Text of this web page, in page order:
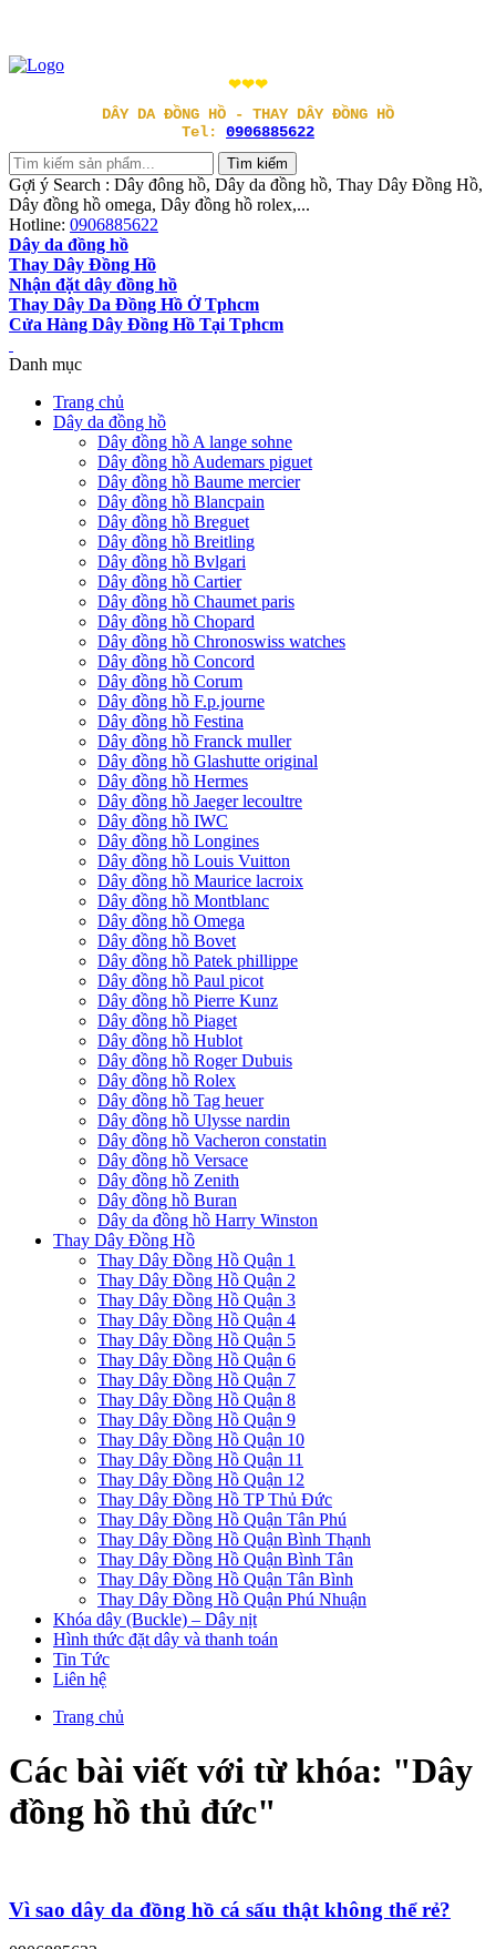
❤❤❤
DÂY DA ĐỒNG HỒ - THAY DÂY ĐỒNG HỒ
Tel: 0906885622
Gợi ý Search : Dây đông hồ, Dây da đồng hồ, Thay Dây Đồng Hồ,
Dây đồng hồ omega, Dây đồng hồ rolex,...
Hotline: 0906885622
Dây da đồng hồ
Thay Dây Đồng Hồ
Nhận đặt dây đồng hồ
Thay Dây Da Đồng Hồ Ở Tphcm
Cửa Hàng Dây Đồng Hồ Tại Tphcm
Danh mục
Trang chủ
Dây da đồng hồ
Dây đồng hồ A lange sohne
Dây đồng hồ Audemars piguet
Dây đồng hồ Baume mercier
Dây đồng hồ Blancpain
Dây đồng hồ Breguet
Dây đồng hồ Breitling
Dây đồng hồ Bvlgari
Dây đồng hồ Cartier
Dây đồng hồ Chaumet paris
Dây đồng hồ Chopard
Dây đồng hồ Chronoswiss watches
Dây đồng hồ Concord
Dây đồng hồ Corum
Dây đồng hồ F.p.journe
Dây đồng hồ Festina
Dây đồng hồ Franck muller
Dây đồng hồ Glashutte original
Dây đồng hồ Hermes
Dây đồng hồ Jaeger lecoultre
Dây đồng hồ IWC
Dây đồng hồ Longines
Dây đồng hồ Louis Vuitton
Dây đồng hồ Maurice lacroix
Dây đồng hồ Montblanc
Dây đồng hồ Omega
Dây đồng hồ Bovet
Dây đồng hồ Patek phillippe
Dây đồng hồ Paul picot
Dây đồng hồ Pierre Kunz
Dây đồng hồ Piaget
Dây đồng hồ Hublot
Dây đồng hồ Roger Dubuis
Dây đồng hồ Rolex
Dây đồng hồ Tag heuer
Dây đồng hồ Ulysse nardin
Dây đồng hồ Vacheron constatin
Dây đồng hồ Versace
Dây đồng hồ Zenith
Dây đồng hồ Buran
Dây da đồng hồ Harry Winston
Thay Dây Đồng Hồ
Thay Dây Đồng Hồ Quận 1
Thay Dây Đồng Hồ Quận 2
Thay Dây Đồng Hồ Quận 3
Thay Dây Đồng Hồ Quận 4
Thay Dây Đồng Hồ Quận 5
Thay Dây Đồng Hồ Quận 6
Thay Dây Đồng Hồ Quận 7
Thay Dây Đồng Hồ Quận 8
Thay Dây Đồng Hồ Quận 9
Thay Dây Đồng Hồ Quận 10
Thay Dây Đồng Hồ Quận 11
Thay Dây Đồng Hồ Quận 12
Thay Dây Đồng Hồ TP Thủ Đức
Thay Dây Đồng Hồ Quận Tân Phú
Thay Dây Đồng Hồ Quận Bình Thạnh
Thay Dây Đồng Hồ Quận Bình Tân
Thay Dây Đồng Hồ Quận Tân Bình
Thay Dây Đồng Hồ Quận Phú Nhuận
Khóa dây (Buckle) – Dây nịt
Hình thức đặt dây và thanh toán
Tin Tức
Liên hệ
Trang chủ
Các bài viết với từ khóa: "Dây
đồng hồ thủ đức"
Vì sao dây da đồng hồ cá sấu thật không thể rẻ?